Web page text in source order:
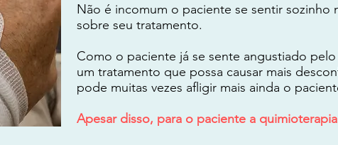
Não é incomum o paciente se sentir sozinho
sobre seu tratamento.
Como o paciente já se sente angustiado
um tratamento que possa causar mais
pode muitas vezes afligir mais ainda o
Apesar disso, para o paciente a